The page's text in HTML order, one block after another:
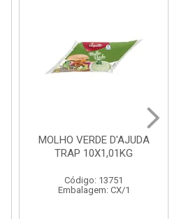
MOLHO VERDE D'AJUDA
TRAP 10X1,01KG
Código: 13751
Embalagem: CX/1